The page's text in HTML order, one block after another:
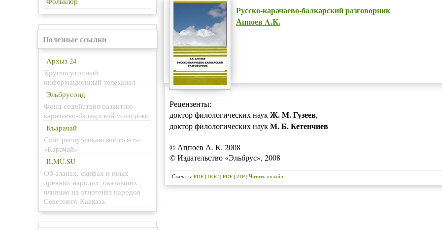
Полезные ссылки
Архыз 24
Круглосуточный
информационный телеканал
Эльбрусоид
Фонд содействия развитию
карачаево-балкарской молодежи
Къарачай
Сайт республиканской газеты
«Карачай»
ILMU.SU
Об аланах, скифах и иных
древних народах, оказавших
влияние на этногенез народов
Северного Кавказа
Русско-карачаево-балкарский разговорник
Аппоев A.K.
Рецензенты:
доктор филологических наукЖ. М. Гузеев,
доктор филологических наукМ. Б. Кетенчиев
© Аппоев А. К, 2008
© Издательство «Эльбрус», 2008
Скачать: PDF | DOC | PDF | ZIP | Читать онлайн